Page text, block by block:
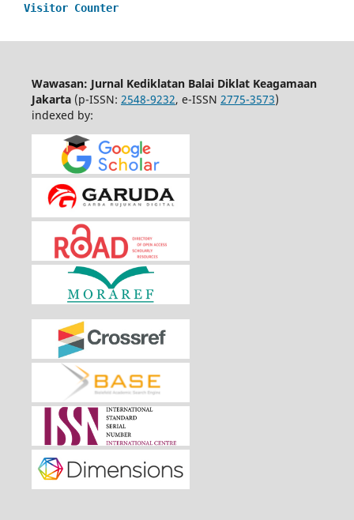
Visitor Counter
Wawasan: Jurnal Kediklatan Balai Diklat Keagamaan
Jakarta(p-ISSN: 2548-9232, e-ISSN 2775-3573)
indexed by: